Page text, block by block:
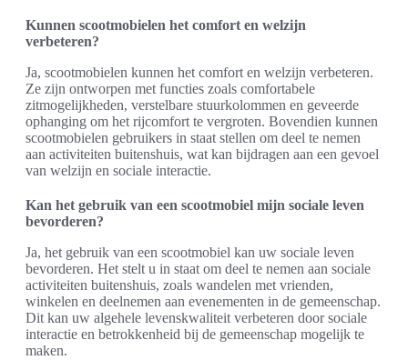
Kunnen scootmobielen het comfort en welzijn
verbeteren?
Ja, scootmobielen kunnen het comfort en welzijn verbeteren.
Ze zijn ontworpen met functies zoals comfortabele
zitmogelijkheden, verstelbare stuurkolommen en geveerde
ophanging om het rijcomfort te vergroten. Bovendien kunnen
scootmobielen gebruikers in staat stellen om deel te nemen
aan activiteiten buitenshuis, wat kan bijdragen aan een gevoel
van welzijn en sociale interactie.
Kan het gebruik van een scootmobiel mijn sociale leven
bevorderen?
Ja, het gebruik van een scootmobiel kan uw sociale leven
bevorderen. Het stelt u in staat om deel te nemen aan sociale
activiteiten buitenshuis, zoals wandelen met vrienden,
winkelen en deelnemen aan evenementen in de gemeenschap.
Dit kan uw algehele levenskwaliteit verbeteren door sociale
interactie en betrokkenheid bij de gemeenschap mogelijk te
maken.